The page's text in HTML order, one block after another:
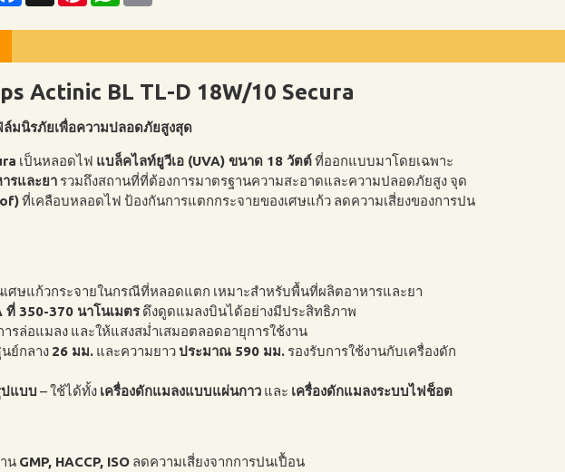
Actinic BL TL-D 18W/10 Secura
มนิรภัยเพื่อความปลอดภัยสูงสุด
เป็นหลอดไฟ แบล็คไลท์ยูวีเอ (UVA) ขนาด 18 วัตต์ที่ออกแบบมาโดยเฉพาะ
รและยา รวมถึงสถานที่ที่ต้องการมาตรฐานความสะอาดและความปลอดภัยสูง จุด
ที่เคลือบหลอดไฟ ป้องกันการแตกกระจายของเศษแก้ว ลดความเสี่ยงของการปน
เศษแก้วกระจายในกรณีที่หลอดแตก เหมาะสำหรับพื้นที่ผลิตอาหารและยา
ที่ 350-370 นาโนเมตรดึงดูดแมลงบินได้อย่างมีประสิทธิภาพ
รล่อแมลง และให้แสงสม่ำเสมอตลอดอายุการใช้งาน
ย์กลาง 26 มม. และความยาวประมาณ 590 มม. รองรับการใช้งานกับเครื่องดัก
ปแบบ – ใช้ได้ทั้ง เครื่องดักแมลงแบบแผ่นกาว และ เครื่องดักแมลงระบบไฟช็อต
น GMP, HACCP, ISO ลดความเสี่ยงจากการปนเปื้อน